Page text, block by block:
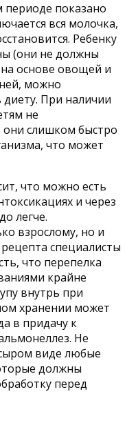
периоде показано
вся молочка,
Ребенку
(они не должны
основе овощей и
можно
При наличии
не
слишком быстро
что может
что можно есть
и через
легче.
взрослому, но и
специалисты
что перепелка
крайне
внутрь при
хранении может
в придачу к
Не
виде любые
должны
перед